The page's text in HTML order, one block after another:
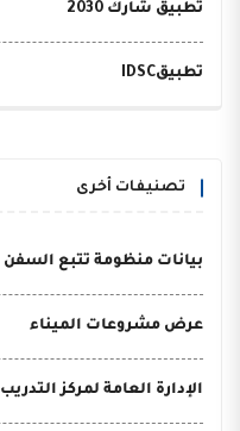
تطبيق شارك 2030
تطبيقIDSC
تصنيفات أخرى
بيانات منظومة تتبع السفن
عرض مشروعات الميناء
الإدارة العامة لمركز التدريب